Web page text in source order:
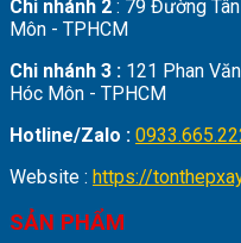
Chi nhánh 2 : 79 Đường
Môn - TPHCM
Chi nhánh 3 : 121 Phan
Hóc Môn - TPHCM
Hotline/Zalo :
Website : https://
SẢN PHẨM